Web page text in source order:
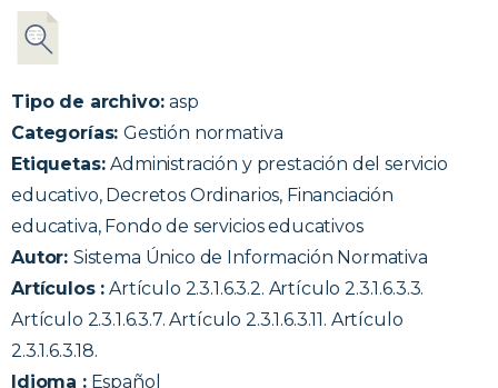
Tipo de archivo:asp
Categorías:Gestión normativa
Etiquetas:Administración y prestación del servicio
educativo, Decretos Ordinarios, Financiación
educativa, Fondo de servicios educativos
Autor: Sistema Único de Información Normativa
Artículos : Artículo 2.3.1.6.3.2. Artículo 2.3.1.6.3.3.
Artículo 2.3.1.6.3.7. Artículo 2.3.1.6.3.11. Artículo
2.3.1.6.3.18.
Idioma :Español